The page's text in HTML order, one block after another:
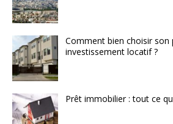
Comment bien choisir son
investissement locatif ?
Prêt immobilier : tout ce